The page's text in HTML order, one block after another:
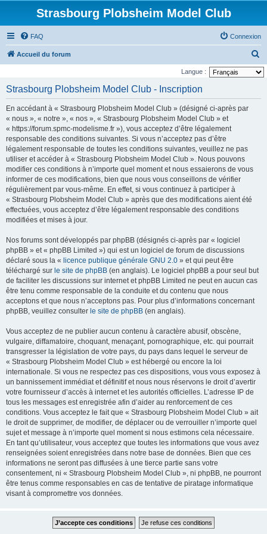
Strasbourg Plobsheim Model Club
FAQ Connexion
Accueil du forum
e
Langue :
Strasbourg Plobsheim Model Club - Inscription
En accédant à « Strasbourg Plobsheim Model Club » (désigné ci-après par
« nous », « notre », « nos », « Strasbourg Plobsheim Model Club » et
« https://forum.spmc-modelisme.fr »), vous acceptez d’être légalement
responsable des conditions suivantes. Si vous n’acceptez pas d’être
légalement responsable de toutes les conditions suivantes, veuillez ne pas
utiliser et accéder à « Strasbourg Plobsheim Model Club ». Nous pouvons
modifier ces conditions à n’importe quel moment et nous essaierons de vous
informer de ces modifications, bien que nous vous conseillons de vérifier
régulièrement par vous-même. En effet, si vous continuez à participer à
« Strasbourg Plobsheim Model Club » après que des modifications aient été
effectuées, vous acceptez d’être légalement responsable des conditions
modifiées et mises à jour.
Nos forums sont développés par phpBB (désignés ci-après par « logiciel
phpBB » et « phpBB Limited ») qui est un logiciel de forum de discussions
déclaré sous la « licence publique générale GNU 2.0 » et qui peut être
téléchargé sur le site de phpBB (en anglais). Le logiciel phpBB a pour seul but
de faciliter les discussions sur internet et phpBB Limited ne peut en aucun cas
être tenu comme responsable de la conduite et du contenu que nous
acceptons et que nous n’acceptons pas. Pour plus d’informations concernant
phpBB, veuillez consulter le site de phpBB (en anglais).
Vous acceptez de ne publier aucun contenu à caractère abusif, obscène,
vulgaire, diffamatoire, choquant, menaçant, pornographique, etc. qui pourrait
transgresser la législation de votre pays, du pays dans lequel le serveur de
« Strasbourg Plobsheim Model Club » est hébergé ou encore la loi
internationale. Si vous ne respectez pas ces dispositions, vous vous exposez à
un bannissement immédiat et définitif et nous nous réservons le droit d’avertir
votre fournisseur d’accès à internet et les autorités officielles. L’adresse IP de
tous les messages est enregistrée afin d’aider au renforcement de ces
conditions. Vous acceptez le fait que « Strasbourg Plobsheim Model Club » ait
le droit de supprimer, de modifier, de déplacer ou de verrouiller n’importe quel
sujet et message à n’importe quel moment si nous estimons cela nécessaire.
En tant qu’utilisateur, vous acceptez que toutes les informations que vous avez
renseignées soient enregistrées dans notre base de données. Bien que ces
informations ne seront pas diffusées à une tierce partie sans votre
consentement, ni « Strasbourg Plobsheim Model Club », ni phpBB, ne pourront
être tenus comme responsables en cas de tentative de piratage informatique
visant à compromettre vos données.